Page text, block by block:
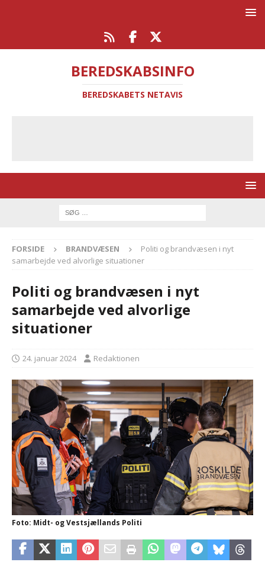
BEREDSKABSINFO
BEREDSKABETS NETAVIS
FORSIDE BRANDVÆSEN
Politi og brandvæsen i nyt
samarbejde ved alvorlige situationer
Politi og brandvæsen i nyt
samarbejde ved alvorlige
situationer
24. januar 2024 Redaktionen
Foto: Midt- og Vestsjællands Politi